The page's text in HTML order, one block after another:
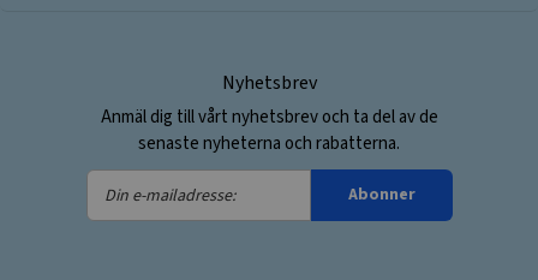
Nyhetsbrev
Anmäl dig till vårt nyhetsbrev och ta del av de
senaste nyheterna och rabatterna.
Din
e-
Abonner